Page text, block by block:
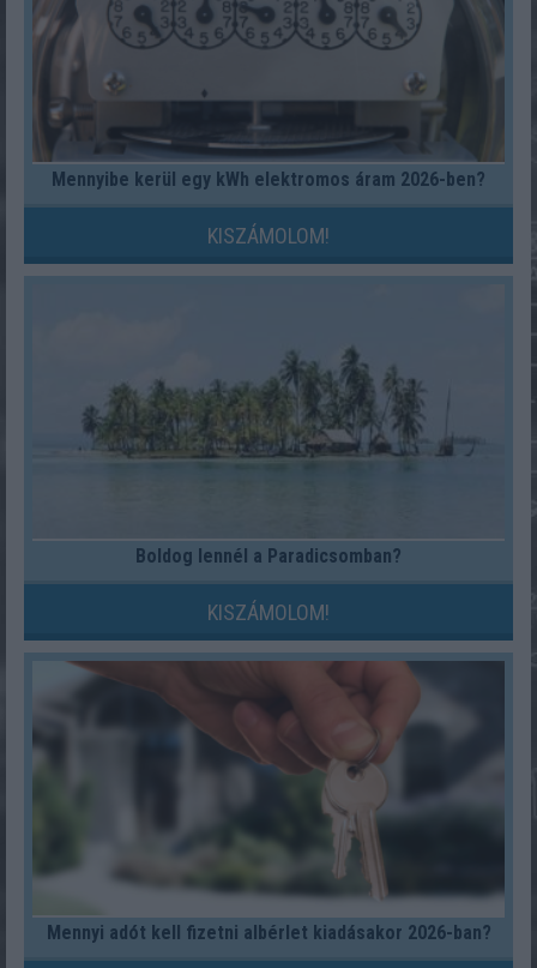
Mennyibe kerül egy kWh elektromos áram 2026-ben?
KISZÁMOLOM!
Boldog lennél a Paradicsomban?
KISZÁMOLOM!
Mennyi adót kell fizetni albérlet kiadásakor 2026-ban?